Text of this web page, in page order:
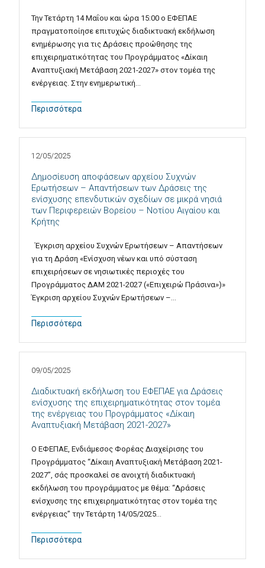
Την Τετάρτη 14 Μαΐου και ώρα 15:00 ο ΕΦΕΠΑΕ
πραγματοποίησε επιτυχώς διαδικτυακή εκδήλωση
ενημέρωσης για τις Δράσεις προώθησης της
επιχειρηματικότητας του Προγράμματος «Δίκαιη
Αναπτυξιακή Μετάβαση 2021-2027» στον τομέα της
ενέργειας. Στην ενημερωτική…
Περισσότερα
Δημοσίευση αποφάσεων αρχείου Συχνών
Ερωτήσεων – Απαντήσεων των Δράσεις της
ενίσχυσης επενδυτικών σχεδίων σε μικρά νησιά
των Περιφερειών Βορείου – Νοτίου Αιγαίου και
Κρήτης
12/05/2025
Έγκριση αρχείου Συχνών Ερωτήσεων – Απαντήσεων
για τη Δράση «Ενίσχυση νέων και υπό σύσταση
επιχειρήσεων σε νησιωτικές περιοχές του
Προγράμματος ΔΑΜ 2021-2027 («Επιχειρώ Πράσινα»)»
Έγκριση αρχείου Συχνών Ερωτήσεων –…
Περισσότερα
Διαδικτυακή εκδήλωση του ΕΦΕΠΑΕ για Δράσεις
ενίσχυσης της επιχειρηματικότητας στον τομέα
της ενέργειας του Προγράμματος «Δίκαιη
Αναπτυξιακή Μετάβαση 2021-2027»
09/05/2025
Ο ΕΦΕΠΑΕ, Ενδιάμεσος Φορέας Διαχείρισης του
Προγράμματος “Δίκαιη Αναπτυξιακή Μετάβαση 2021-
2027”, σάς προσκαλεί σε ανοιχτή διαδικτυακή
εκδήλωση του προγράμματος με θέμα: “Δράσεις
ενίσχυσης της επιχειρηματικότητας στον τομέα της
ενέργειας” την Τετάρτη 14/05/2025…
Περισσότερα